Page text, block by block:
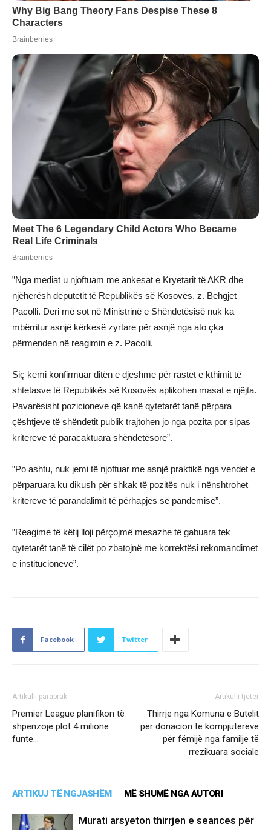
”Nga mediat u njoftuam me ankesat e Kryetarit të AKR dhe
njëherësh deputetit të Republikës së Kosovës, z. Behgjet
Pacolli. Deri më sot në Ministrinë e Shëndetësisë nuk ka
mbërritur asnjë kërkesë zyrtare për asnjë nga ato çka
përmenden në reagimin e z. Pacolli.
Siç kemi konfirmuar ditën e djeshme për rastet e kthimit të
shtetasve të Republikës së Kosovës aplikohen masat e njëjta.
Pavarësisht pozicioneve që kanë qytetarët tanë përpara
çështjeve të shëndetit publik trajtohen jo nga pozita por sipas
kritereve të paracaktuara shëndetësore”.
”Po ashtu, nuk jemi të njoftuar me asnjë praktikë nga vendet e
përparuara ku dikush për shkak të pozitës nuk i nënshtrohet
kritereve të parandalimit të përhapjes së pandemisë”.
”Reagime të këtij lloji përçojmë mesazhe të gabuara tek
qytetarët tanë të cilët po zbatojnë me korrektësi rekomandimet
e institucioneve”.
Facebook Twitter
Artikulli paraprak
Premier League planifikon të
shpenzojë plot 4 milionë
funte…
Artikulli tjetër
Thirrje nga Komuna e Butelit
për donacion të kompjuterëve
për fëmijë nga familje të
rrezikuara sociale
ARTIKUJ TË NGJASHËM MË SHUMË NGA AUTORI
Murati arsyeton thirrjen e seances për